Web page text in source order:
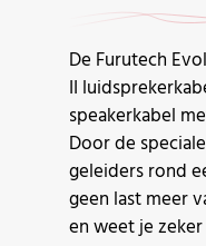
De Furutech
II
speakerkabel
Door de
geleiders rond
geen last meer
en weet je